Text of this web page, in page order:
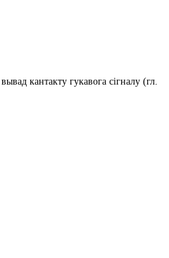
кантакту гукавога сігналу (гл.